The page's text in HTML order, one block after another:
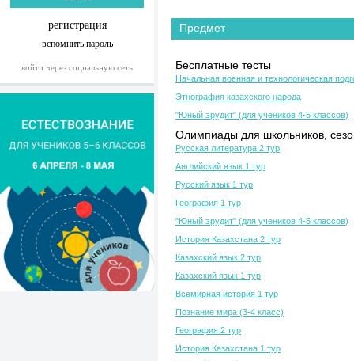
регистрация
вспомнить пароль
войти через социальную сеть
Предмет
Бесплатные тесты
Начальная военная и технологическая
Этнография казахского народа
"Юный эрудит" (для учеников 4-5 классов)
Олимпиады для школьников,
Русская литература 2 тур
Английский язык 1 тур
Русский язык 1 тур
География 1 тур
"Юный эрудит" (для учеников 4-5 классов)
История Казахстана 2 тур
Казахский язык 2 тур
Казахский язык 1 тур
Всемирная история 1 тур
Познание мира (3-4 класс)
География 2 тур
История Казахстана 1 тур